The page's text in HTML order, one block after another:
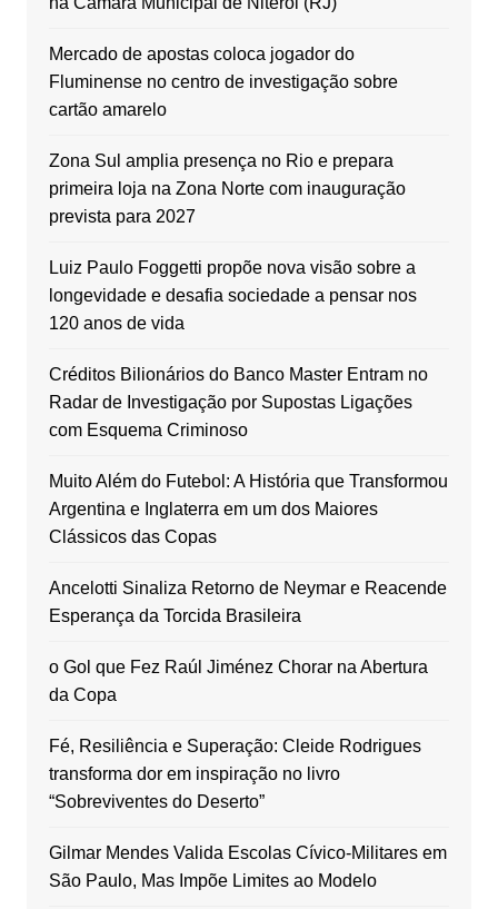
Mercado de apostas coloca jogador do
Fluminense no centro de investigação sobre
cartão amarelo
Zona Sul amplia presença no Rio e prepara
primeira loja na Zona Norte com inauguração
prevista para 2027
Luiz Paulo Foggetti propõe nova visão sobre a
longevidade e desafia sociedade a pensar nos
120 anos de vida
Créditos Bilionários do Banco Master Entram no
Radar de Investigação por Supostas Ligações
com Esquema Criminoso
Muito Além do Futebol: A História que Transformou
Argentina e Inglaterra em um dos Maiores
Clássicos das Copas
Ancelotti Sinaliza Retorno de Neymar e Reacende
Esperança da Torcida Brasileira
o Gol que Fez Raúl Jiménez Chorar na Abertura
da Copa
Fé, Resiliência e Superação: Cleide Rodrigues
transforma dor em inspiração no livro
“Sobreviventes do Deserto”
Gilmar Mendes Valida Escolas Cívico-Militares em
São Paulo, Mas Impõe Limites ao Modelo